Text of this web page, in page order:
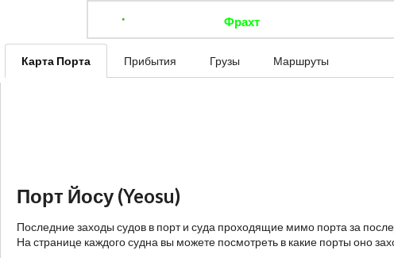
Фрахт
Карта Порта Прибытия Грузы Маршруты
Порт Йосу (Yeosu)
Последние заходы судов в порт и суда проходящие мимо порта за
На странице каждого судна вы можете посмотреть в какие порты оно